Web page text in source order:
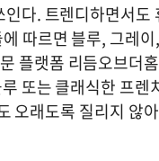
다. 트렌디하면서도
따르면 블루, 그레
플랫폼 리듬오브더
또는 클래식한 프
오래도록 질리지 않